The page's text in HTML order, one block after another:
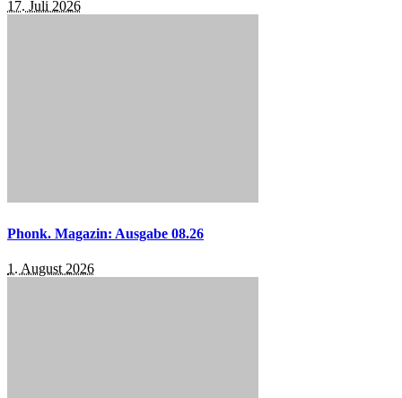
17. Juli 2026
Phonk. Magazin: Ausgabe 08.26
1. August 2026